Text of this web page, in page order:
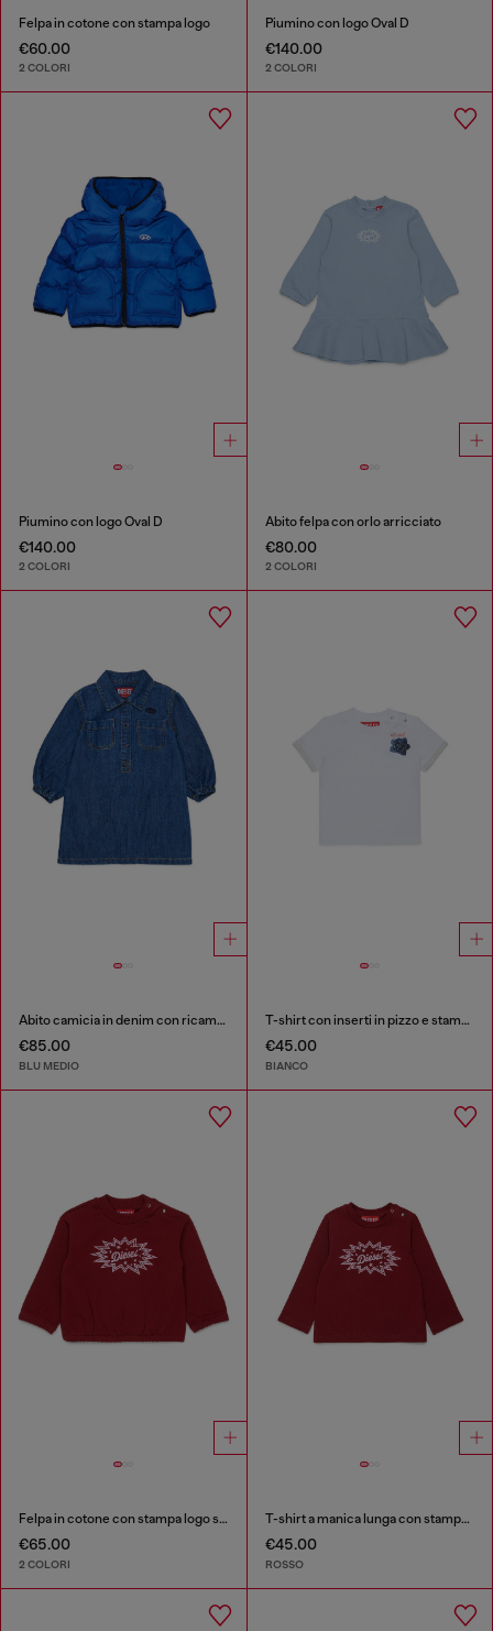
Felpa in cotone con stampa logo
€60.00
2 COLORI
Piumino con logo Oval D
€140.00
2 COLORI
Piumino con logo Oval D
€140.00
2 COLORI
Abito felpa con orlo arricciato
€80.00
2 COLORI
Abito camicia in denim con ricamo logo Oval D
€85.00
BLU MEDIO
T-shirt con inserti in pizzo e stampa rosa
€45.00
BIANCO
Felpa in cotone con stampa logo starburst
€65.00
2 COLORI
T-shirt a manica lunga con stampa logo starburst
€45.00
ROSSO